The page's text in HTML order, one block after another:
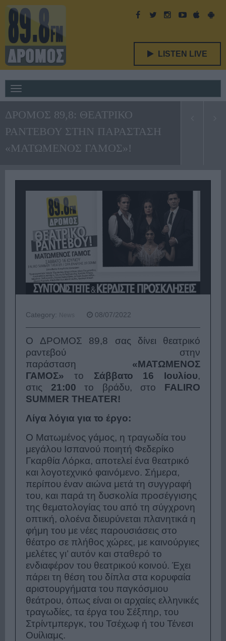
LISTEN LIVE
navigation
ΔΡΟΜΟΣ 89,8: ΘΕΑΤΡΙΚΟ
ΡΑΝΤΕΒΟΥ ΣΤΗΝ ΠΑΡΑΣΤΑΣΗ
«ΜΑΤΩΜΕΝΟΣ ΓΑΜΟΣ»!
Category: News 08/07/2022
O ΔΡΟΜΟΣ 89,8 σας δίνει θεατρικό
ραντεβού στην
παράσταση «ΜΑΤΩΜΕΝΟΣ
ΓΑΜΟΣ» το Σάββατο 16 Ιουλίου,
στις 21:00το βράδυ, στο FALIRO
SUMMER THEATER!
Λίγα λόγια για το έργο:
Ο Ματωμένος γάμος, η τραγωδία του
μεγάλου Ισπανού ποιητή Φεδερίκο
Γκαρθία Λόρκα, αποτελεί ένα θεατρικό
και λογοτεχνικό φαινόμενο. Σήμερα,
περίπου έναν αιώνα μετά τη συγγραφή
του, και παρά τη δυσκολία προσέγγισης
της θεματολογίας του από τη σύγχρονη
οπτική, ολοένα διευρύνεται πλανητικά η
φήμη του με νέες παρουσιάσεις στο
θέατρο σε πλήθος χώρες, με καινούργιες
μελέτες γι’ αυτόν και σταθερό το
ενδιαφέρον του θεατρικού κοινού. Έχει
πάρει τη θέση του δίπλα στα κορυφαία
αριστουργήματα του παγκόσμιου
θεάτρου, όπως είναι οι αρχαίες ελληνικές
τραγωδίες, τα έργα του Σέξπηρ, του
Στρίντμπεργκ, του Τσέχωφ ή του Τένεσι
Ουίλιαμς.